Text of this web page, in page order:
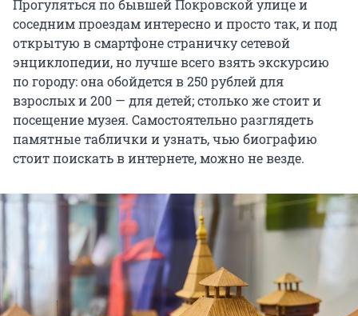
Прогуляться по бывшей Покровской улице и
соседним проездам интересно и просто так, и под
открытую в смартфоне страничку сетевой
энциклопедии, но лучше всего взять экскурсию
по городу: она обойдется в 250 рублей для
взрослых и 200 — для детей; столько же стоит и
посещение музея. Самостоятельно разглядеть
памятные таблички и узнать, чью биографию
стоит поискать в интернете, можно не везде.